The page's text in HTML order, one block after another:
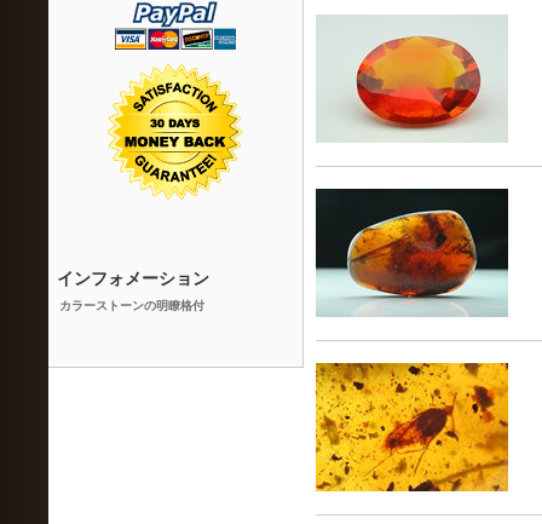
インフォメーション
カラーストーンの明瞭格付